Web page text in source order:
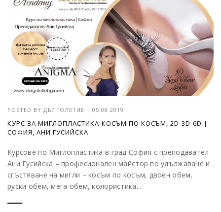
POSTED BY ДЪЛГОЛЕТИЕ | 05 08 2019
КУРС ЗА МИГЛОПЛАСТИКА-КОСЪМ ПО КОСЪМ, 2D-3D-6D |
СОФИЯ, АНИ ГУСИЙСКА
Курсове по Миглопластика в град София с преподавател
Ани Гусийска – професионален майстор по удължаване и
сгъстяване на мигли – косъм по косъм, двоен обем,
руски обем, мега обем, колористика...